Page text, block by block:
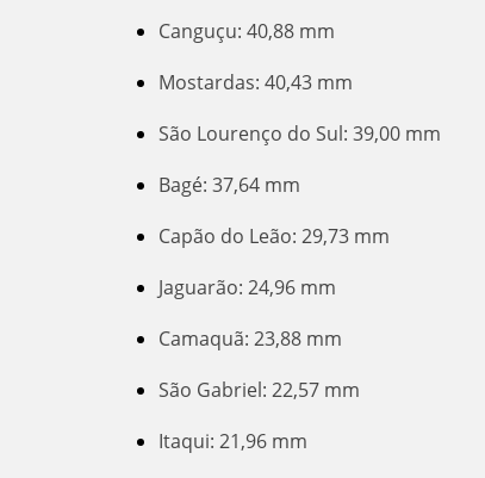
Canguçu: 40,88 mm
Mostardas: 40,43 mm
São Lourenço do Sul: 39,00 mm
Bagé: 37,64 mm
Capão do Leão: 29,73 mm
Jaguarão: 24,96 mm
Camaquã: 23,88 mm
São Gabriel: 22,57 mm
Itaqui: 21,96 mm